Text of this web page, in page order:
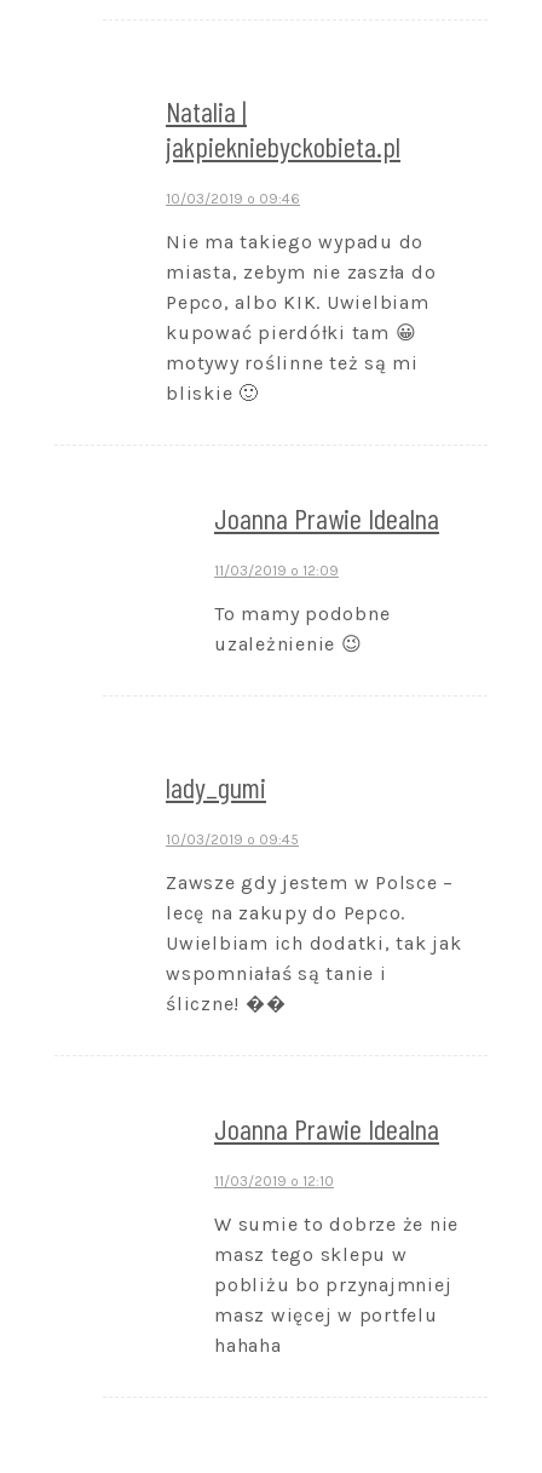
Natalia |
jakpiekniebyckobieta.pl
10/03/2019 o 09:46
Nie ma takiego wypadu do
miasta, zebym nie zaszła do
Pepco, albo KIK. Uwielbiam
kupować pierdółki tam 😀
motywy roślinne też są mi
bliskie 🙂
Joanna Prawie Idealna
11/03/2019 o 12:09
To mamy podobne
uzależnienie 😉
lady_gumi
10/03/2019 o 09:45
Zawsze gdy jestem w Polsce –
lecę na zakupy do Pepco.
Uwielbiam ich dodatki, tak jak
wspomniałaś są tanie i
śliczne! ��
Joanna Prawie Idealna
11/03/2019 o 12:10
W sumie to dobrze że nie
masz tego sklepu w
pobliżu bo przynajmniej
masz więcej w portfelu
hahaha